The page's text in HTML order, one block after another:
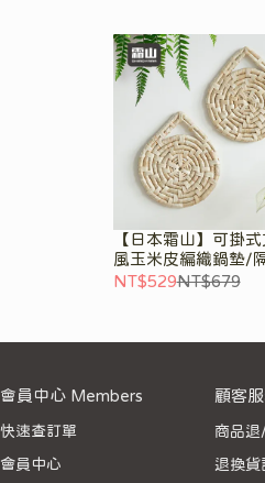
【日本霜山】可掛
風玉米皮編織鍋墊/
NT$529NT$679
會員中心 Members
快速查訂單
會員中心
顧客
商品
退換貨